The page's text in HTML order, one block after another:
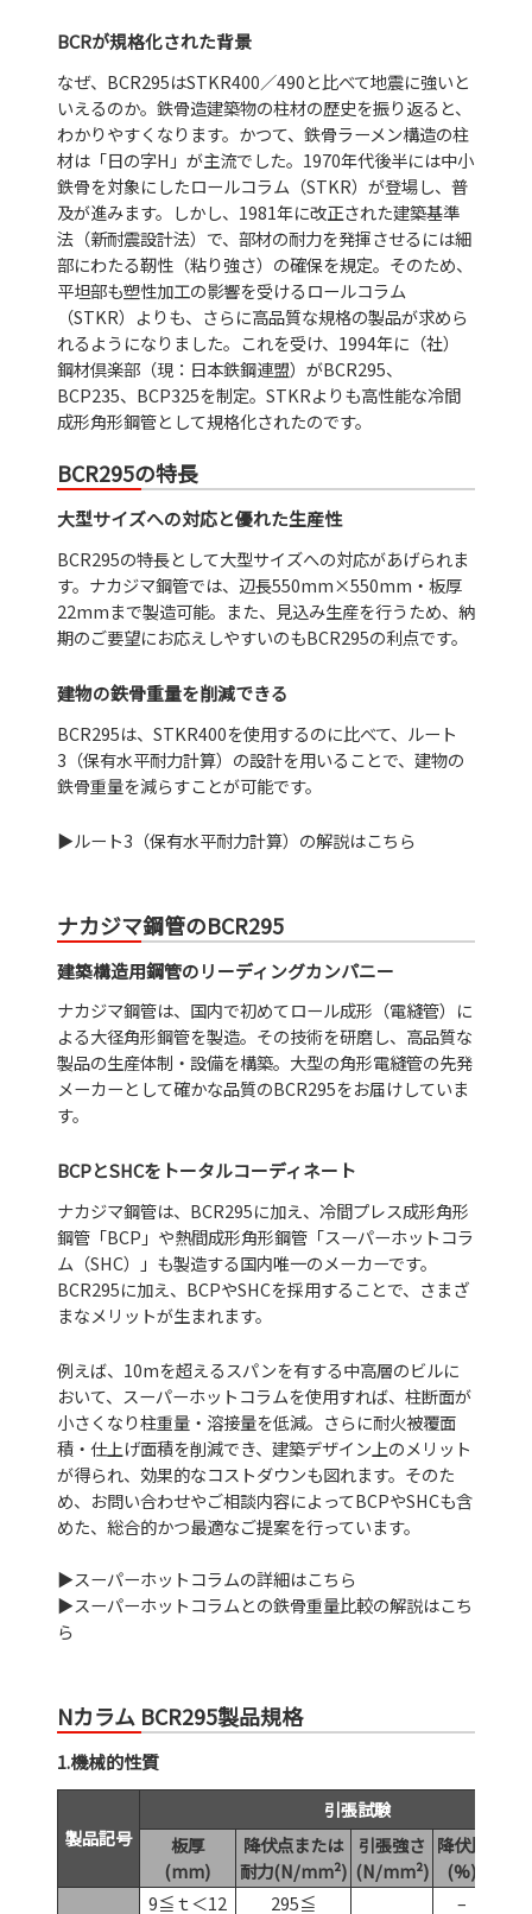
BCRが規格化された背景
なぜ、BCR295はSTKR400／490と比べて地震に強いと
いえるのか。鉄骨造建築物の柱材の歴史を振り返ると、
わかりやすくなります。かつて、鉄骨ラーメン構造の柱
材は「日の字H」が主流でした。1970年代後半には中小
鉄骨を対象にしたロールコラム（STKR）が登場し、普
及が進みます。しかし、1981年に改正された建築基準
法（新耐震設計法）で、部材の耐力を発揮させるには細
部にわたる靭性（粘り強さ）の確保を規定。そのため、
平坦部も塑性加工の影響を受けるロールコラム
（STKR）よりも、さらに高品質な規格の製品が求めら
れるようになりました。これを受け、1994年に（社）
鋼材倶楽部（現：日本鉄鋼連盟）がBCR295、
BCP235、BCP325を制定。STKRよりも高性能な冷間
成形角形鋼管として規格化されたのです。
BCR295の特長
大型サイズへの対応と優れた生産性
BCR295の特長として大型サイズへの対応があげられま
す。ナカジマ鋼管では、辺長550mm×550mm・板厚
22mmまで製造可能。また、見込み生産を行うため、納
期のご要望にお応えしやすいのもBCR295の利点です。
建物の鉄骨重量を削減できる
BCR295は、STKR400を使用するのに比べて、ルート
3（保有水平耐力計算）の設計を用いることで、建物の
鉄骨重量を減らすことが可能です。
▶ルート3（保有水平耐力計算）の解説はこちら
ナカジマ鋼管のBCR295
建築構造用鋼管のリーディングカンパニー
ナカジマ鋼管は、国内で初めてロール成形（電縫管）に
よる大径角形鋼管を製造。その技術を研磨し、高品質な
製品の生産体制・設備を構築。大型の角形電縫管の先発
メーカーとして確かな品質のBCR295をお届けしていま
す。
BCPとSHCをトータルコーディネート
ナカジマ鋼管は、BCR295に加え、冷間プレス成形角形
鋼管「BCP」や熱間成形角形鋼管「スーパーホットコラ
ム（SHC）」も製造する国内唯一のメーカーです。
BCR295に加え、BCPやSHCを採用することで、さまざ
まなメリットが生まれます。
例えば、10mを超えるスパンを有する中高層のビルに
おいて、スーパーホットコラムを使用すれば、柱断面が
小さくなり柱重量・溶接量を低減。さらに耐火被覆面
積・仕上げ面積を削減でき、建築デザイン上のメリット
が得られ、効果的なコストダウンも図れます。そのた
め、お問い合わせやご相談内容によってBCPやSHCも含
めた、総合的かつ最適なご提案を行っています。
▶スーパーホットコラムの詳細はこちら
▶スーパーホットコラムとの鉄骨重量比較の解説はこち
ら
Nカラム BCR295製品規格
1.機械的性質
製品記号
引張試験
板厚
(mm)
降伏点または
耐力(N/mm²)
引張強さ
(N/mm²)
降伏比
(%)
9≦ｔ＜12
295≦ –